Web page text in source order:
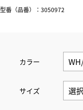
型番（品番）：3050972
カラー
サイズ